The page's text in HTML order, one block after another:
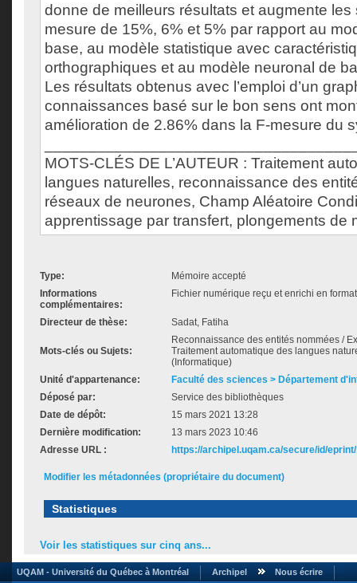
donne de meilleurs résultats et augmente les
mesure de 15%, 6% et 5% par rapport au
base, au modèle statistique avec
orthographiques et au modèle neuronal de
Les résultats obtenus avec l’emploi d’un
connaissances basé sur le bon sens ont
amélioration de 2.86% dans la F-mesure du
MOTS-CLÉS DE L’AUTEUR : Traitement
langues naturelles, reconnaissance des
réseaux de neurones, Champ Aléatoire
apprentissage par transfert, plongements de
Type:
Mémoire accepté
Informations
complémentaires:
Fichier numérique reçu et enrichi en
Directeur de thèse: Sadat, Fatiha
Mots-clés ou Sujets:
Reconnaissance des entités nommées /
Traitement automatique des langues
(Informatique)
Unité d'appartenance:
Faculté des sciences > Département
Déposé par:
Service des bibliothèques
Date de dépôt:
15 mars 2021 13:28
Dernière modification:
13 mars 2023 10:46
Adresse URL :
https://archipel.uqam.ca/secure/id/
Modifier les métadonnées (propriétaire du document)
Statistiques
Voir les statistiques sur cinq ans...
UQAM - Université du Québec à Montréal Archipel Nous écrire